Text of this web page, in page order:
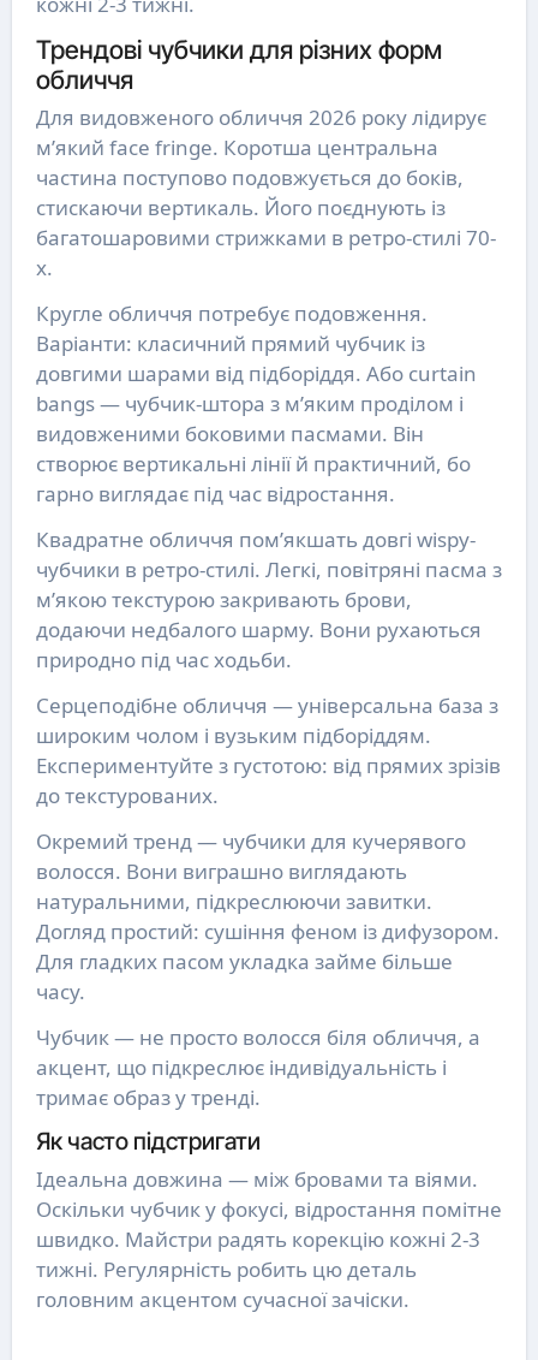
Трендові чубчики для різних форм
обличчя
Для видовженого обличчя 2026 року лідирує
м’який face fringe. Коротша центральна
частина поступово подовжується до боків,
стискаючи вертикаль. Його поєднують із
багатошаровими стрижками в ретро-стилі 70-
х.
Кругле обличчя потребує подовження.
Варіанти: класичний прямий чубчик із
довгими шарами від підборіддя. Або curtain
bangs — чубчик-штора з м’яким проділом і
видовженими боковими пасмами. Він
створює вертикальні лінії й практичний, бо
гарно виглядає під час відростання.
Квадратне обличчя пом’якшать довгі wispy-
чубчики в ретро-стилі. Легкі, повітряні пасма з
м’якою текстурою закривають брови,
додаючи недбалого шарму. Вони рухаються
природно під час ходьби.
Серцеподібне обличчя — універсальна база з
широким чолом і вузьким підборіддям.
Експериментуйте з густотою: від прямих зрізів
до текстурованих.
Окремий тренд — чубчики для кучерявого
волосся. Вони виграшно виглядають
натуральними, підкреслюючи завитки.
Догляд простий: сушіння феном із дифузором.
Для гладких пасом укладка займе більше
часу.
Чубчик — не просто волосся біля обличчя, а
акцент, що підкреслює індивідуальність і
тримає образ у тренді.
Як часто підстригати
Ідеальна довжина — між бровами та віями.
Оскільки чубчик у фокусі, відростання помітне
швидко. Майстри радять корекцію кожні 2-3
тижні. Регулярність робить цю деталь
головним акцентом сучасної зачіски.